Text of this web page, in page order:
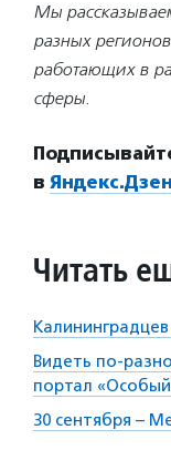
Мы
разных
работающих в
сферы.
в
Читать
Видеть по-
портал
30 сентября –